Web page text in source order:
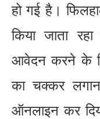
हो गई है।
किया जाता
आवेदन करने के
का चक्कर
ऑनलाइन कर